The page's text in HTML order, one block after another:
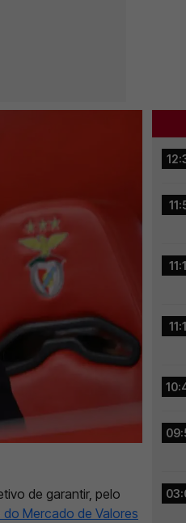
de garantir, pelo
do Mercado de Valores